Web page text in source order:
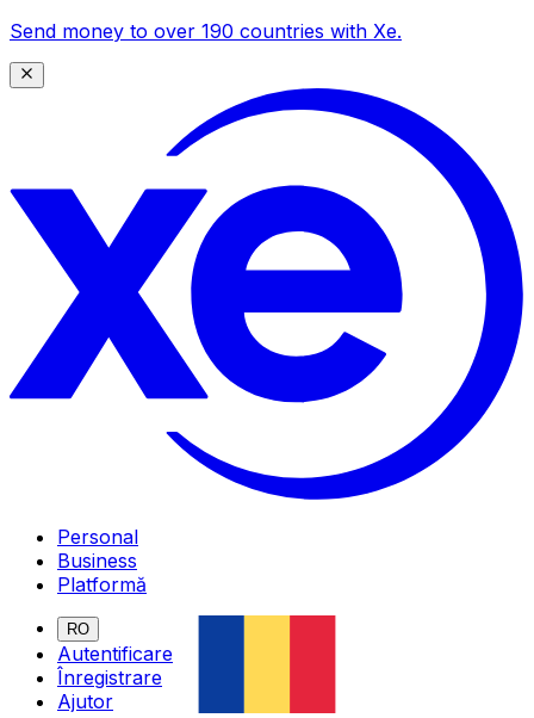
Send money to over 190 countries with Xe.
Personal
Business
Platformă
RO
Autentificare
Înregistrare
Ajutor